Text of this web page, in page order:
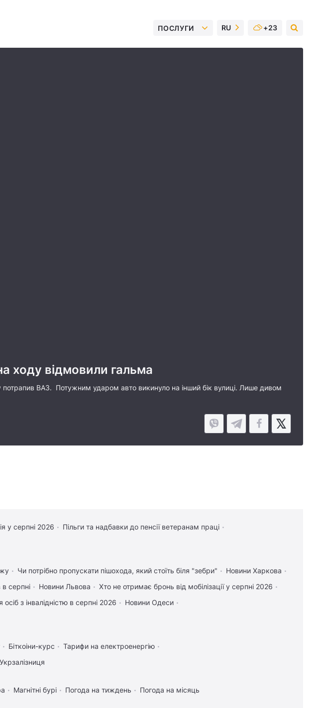
ПОСЛУГИ RU +23
ходу відмовили гальма
ВАЗ. Потужним ударом авто викинуло на інший бік вулиці. Лише дивом
у серпні 2026
Пільги та надбавки до пенсії ветеранам праці
Чи потрібно пропускати пішохода, який стоїть біля "зебри"
Новини Харкова
в серпні Новини Львова
Хто не отримає бронь від мобілізації у серпні 2026
осіб з інвалідністю в серпні 2026
Новини Одеси
Біткоіни-курс
Тарифи на електроенергію
Укрзалізниця
Магнітні бурі Погода на тиждень Погода на місяць